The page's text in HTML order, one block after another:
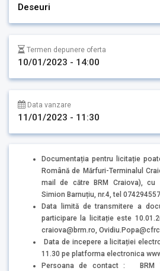
Deseuri
Termen depunere oferta
10/01/2023 - 14:00
Data vanzare
11/01/2023 - 11:30
Documentația pentru licitație
Română de Mărfuri-Terminalul
mail de către BRM Craiova), cu
Simion Barnuțiu, nr.4, tel
Data limită de transmitere a
participare la licitație este
craiova@brm.ro,
Data de incepere a licitației
11.30 pe platforma electronica
Persoana de contact : BRM